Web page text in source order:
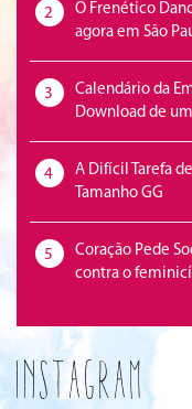
2
O Frenético
agora em São
3
Calendário da
Download de
4
A Difícil Tarefa
Tamanho GG
5
Coração Pede
contra o
Instagram